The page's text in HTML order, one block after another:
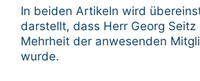
In beiden Artikeln wird
darstellt, dass Herr Georg Seitz
Mehrheit der anwesenden
wurde.